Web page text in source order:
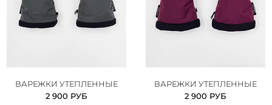
ВАРЕЖКИ УТЕПЛЕННЫЕ
2 900 РУБ
ВАРЕЖКИ УТЕПЛЕННЫЕ
2 900 РУБ